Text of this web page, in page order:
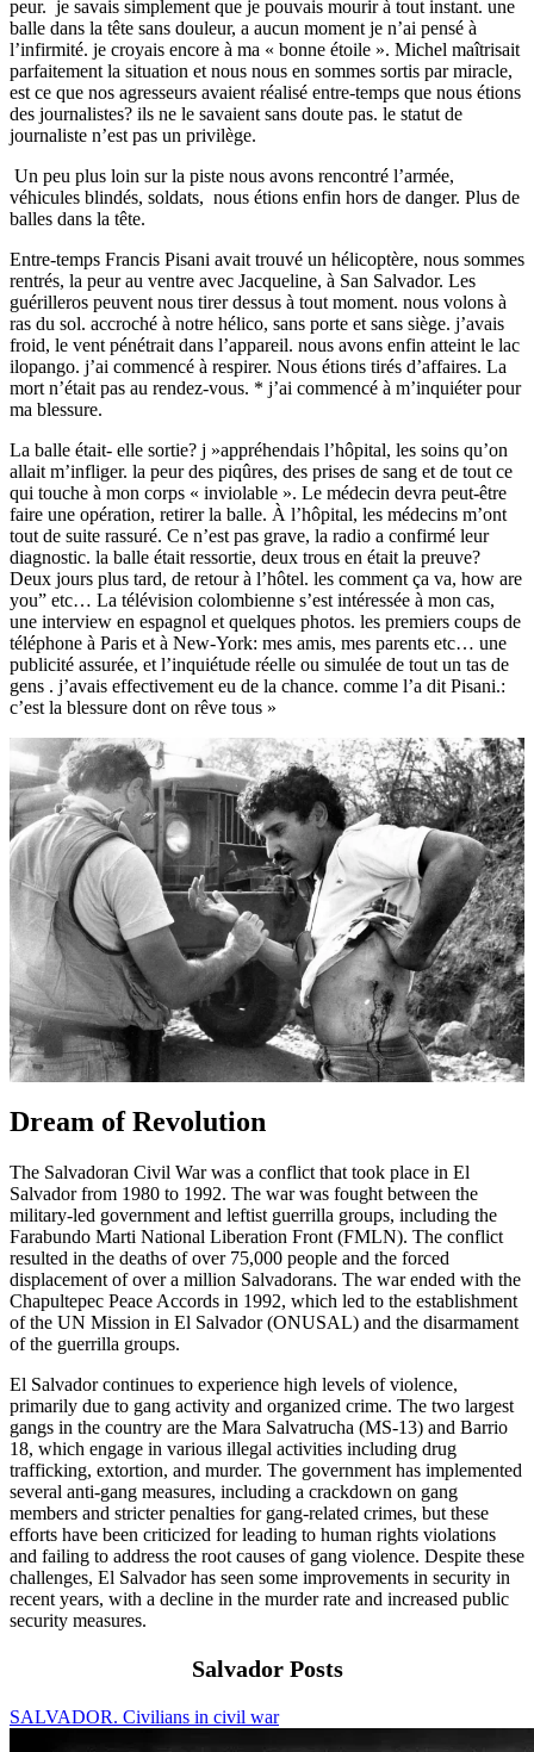
peur. je savais simplement que je pouvais mourir à tout instant. une
balle dans la tête sans douleur, a aucun moment je n’ai pensé à
l’infirmité. je croyais encore à ma « bonne étoile ». Michel maîtrisait
parfaitement la situation et nous nous en sommes sortis par miracle,
est ce que nos agresseurs avaient réalisé entre-temps que nous étions
des journalistes? ils ne le savaient sans doute pas. le statut de
journaliste n’est pas un privilège.
Un peu plus loin sur la piste nous avons rencontré l’armée,
véhicules blindés, soldats, nous étions enfin hors de danger. Plus de
balles dans la tête.
Entre-temps Francis Pisani avait trouvé un hélicoptère, nous sommes
rentrés, la peur au ventre avec Jacqueline, à San Salvador. Les
guérilleros peuvent nous tirer dessus à tout moment. nous volons à
ras du sol. accroché à notre hélico, sans porte et sans siège. j’avais
froid, le vent pénétrait dans l’appareil. nous avons enfin atteint le lac
ilopango. j’ai commencé à respirer. Nous étions tirés d’affaires. La
mort n’était pas au rendez-vous. * j’ai commencé à m’inquiéter pour
ma blessure.
La balle était- elle sortie? j »appréhendais l’hôpital, les soins qu’on
allait m’infliger. la peur des piqûres, des prises de sang et de tout ce
qui touche à mon corps « inviolable ». Le médecin devra peut-être
faire une opération, retirer la balle. À l’hôpital, les médecins m’ont
tout de suite rassuré. Ce n’est pas grave, la radio a confirmé leur
diagnostic. la balle était ressortie, deux trous en était la preuve?
Deux jours plus tard, de retour à l’hôtel. les comment ça va, how are
you” etc… La télévision colombienne s’est intéressée à mon cas,
une interview en espagnol et quelques photos. les premiers coups de
téléphone à Paris et à New-York: mes amis, mes parents etc… une
publicité assurée, et l’inquiétude réelle ou simulée de tout un tas de
gens . j’avais effectivement eu de la chance. comme l’a dit Pisani.:
c’est la blessure dont on rêve tous »
Dream of Revolution
The Salvadoran Civil War was a conflict that took place in El
Salvador from 1980 to 1992. The war was fought between the
military-led government and leftist guerrilla groups, including the
Farabundo Marti National Liberation Front (FMLN). The conflict
resulted in the deaths of over 75,000 people and the forced
displacement of over a million Salvadorans. The war ended with the
Chapultepec Peace Accords in 1992, which led to the establishment
of the UN Mission in El Salvador (ONUSAL) and the disarmament
of the guerrilla groups.
El Salvador continues to experience high levels of violence,
primarily due to gang activity and organized crime. The two largest
gangs in the country are the Mara Salvatrucha (MS-13) and Barrio
18, which engage in various illegal activities including drug
trafficking, extortion, and murder. The government has implemented
several anti-gang measures, including a crackdown on gang
members and stricter penalties for gang-related crimes, but these
efforts have been criticized for leading to human rights violations
and failing to address the root causes of gang violence. Despite these
challenges, El Salvador has seen some improvements in security in
recent years, with a decline in the murder rate and increased public
security measures.
Salvador Posts
SALVADOR. Civilians in civil war